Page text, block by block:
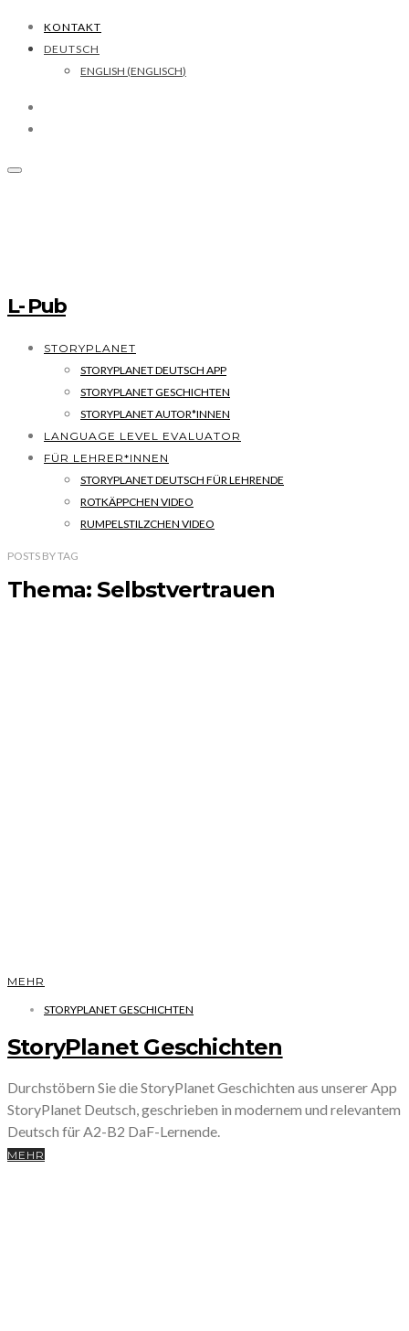
KONTAKT
DEUTSCH
ENGLISH (ENGLISCH)
L- Pub
STORYPLANET
STORYPLANET DEUTSCH APP
STORYPLANET GESCHICHTEN
STORYPLANET AUTOR*INNEN
LANGUAGE LEVEL EVALUATOR
FÜR LEHRER*INNEN
STORYPLANET DEUTSCH FÜR LEHRENDE
ROTKÄPPCHEN VIDEO
RUMPELSTILZCHEN VIDEO
POSTS BYTAG
Thema: Selbstvertrauen
MEHR
STORYPLANET GESCHICHTEN
StoryPlanet Geschichten
Durchstöbern Sie die StoryPlanet Geschichten aus unserer App
StoryPlanet Deutsch, geschrieben in modernem und relevantem
Deutsch für A2-B2 DaF-Lernende.
MEHR